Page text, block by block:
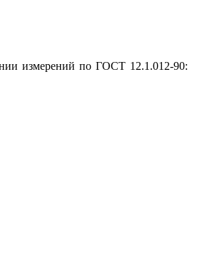
измерений по ГОСТ 12.1.012-90: